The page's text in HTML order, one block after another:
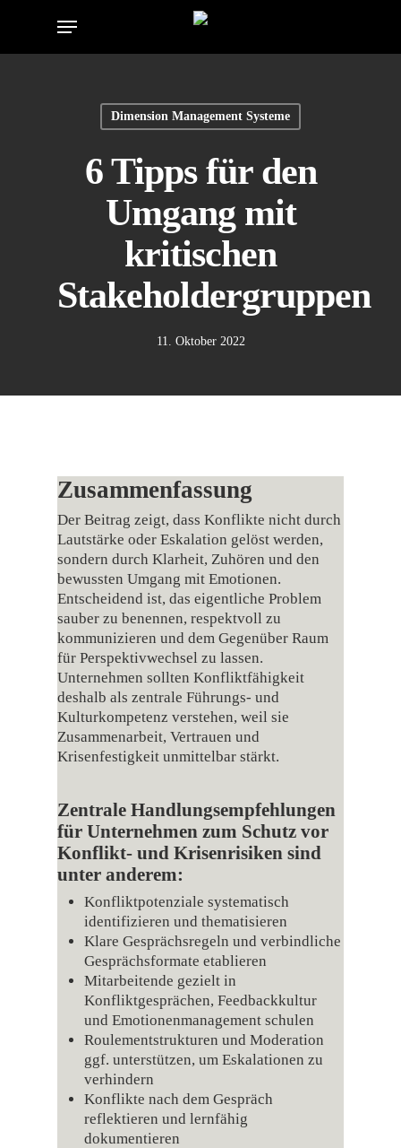
Menu
Dimension Management Systeme
6 Tipps für den
Umgang mit
kritischen
Stakeholdergruppen
11. Oktober 2022
Zusammenfassung
Der Beitrag zeigt, dass Konflikte nicht durch
Lautstärke oder Eskalation gelöst werden,
sondern durch Klarheit, Zuhören und den
bewussten Umgang mit Emotionen.
Entscheidend ist, das eigentliche Problem
sauber zu benennen, respektvoll zu
kommunizieren und dem Gegenüber Raum
für Perspektivwechsel zu lassen.
Unternehmen sollten Konfliktfähigkeit
deshalb als zentrale Führungs- und
Kulturkompetenz verstehen, weil sie
Zusammenarbeit, Vertrauen und
Krisenfestigkeit unmittelbar stärkt.
Zentrale Handlungsempfehlungen
für Unternehmen zum Schutz vor
Konflikt‑ und Krisenrisiken sind
unter anderem:
Konfliktpotenziale systematisch
identifizieren und thematisieren
Klare Gesprächsregeln und verbindliche
Gesprächsformate etablieren
Mitarbeitende gezielt in
Konfliktgesprächen, Feedbackkultur
und Emotionenmanagement schulen
Roulementstrukturen und Moderation
ggf. unterstützen, um Eskalationen zu
verhindern
Konflikte nach dem Gespräch
reflektieren und lernfähig
dokumentieren